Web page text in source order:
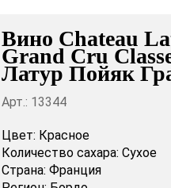
Вино Chateau
Grand Cru
Латур Пойяк
Арт.: 13344
Цвет: Красное
Количество сахара: Сухое
Страна: Франция